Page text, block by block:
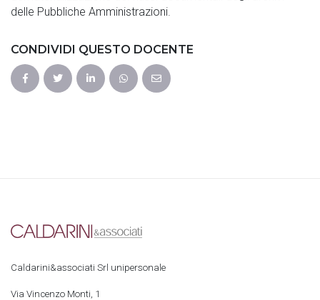
delle Pubbliche Amministrazioni.
CONDIVIDI QUESTO DOCENTE
Caldarini&associati Srl unipersonale
Via Vincenzo Monti, 1